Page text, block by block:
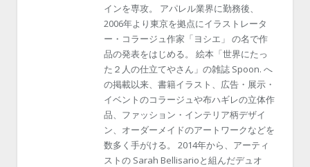
インを専攻。 アパレル業界に勤務後、
2006年より東京を拠点にイラストレータ
ー・コラージュ作家「ヨシエ」 の名で作
品の発表をはじめる。 絵本「世界にたっ
た２人の仕立てやさん」の雑誌 Spoon. へ
の掲載以来、書籍イラスト、広告・展示・
イベントのコラージュや布ハギレの立体作
品、ファッション・インテリア柄デザイ
ン、オーダーメイドのアートワークなどを
数多く手がける。 2014年から、アーティ
ストの Sarah Bellisarioと組んだデュオ